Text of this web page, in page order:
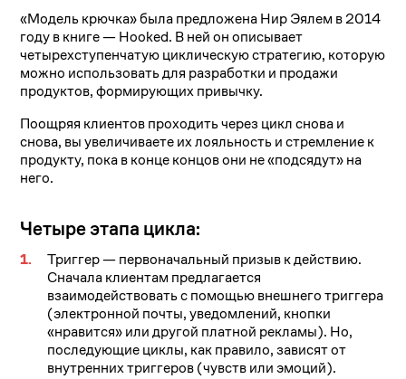
«Модель крючка»была предложена Нир Эялем в 2014
году в книге — Hooked. В ней он описывает
четырехступенчатую циклическую стратегию, которую
можно использовать для разработки и продажи
продуктов, формирующих привычку.
Поощряя клиентов проходить через цикл снова и
снова, вы увеличиваете их лояльность и стремление к
продукту, пока в конце концов они не «подсядут» на
него.
Четыре этапа цикла:
Триггер — первоначальный призыв к действию.
Сначала клиентам предлагается
взаимодействовать с помощью внешнего триггера
(электронной почты, уведомлений, кнопки
«нравится» или другой платной рекламы). Но,
последующие циклы, как правило, зависят от
внутренних триггеров (чувств или эмоций).